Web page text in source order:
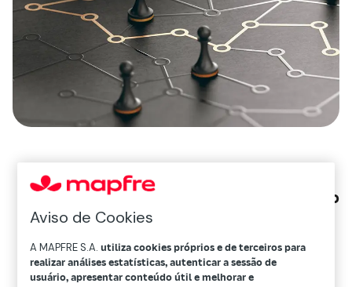
A assembleia geral aprova as
demonstrações financeiras do exercício
de 2018, e um dividendo bruto de 0,145
euros por ação, com o qual a Mapfre
disponibilizará 447 milhões de euros
Aviso de Cookies
A MAPFRE S.A.utiliza cookies próprios e de terceiros para
realizar análises estatísticas, autenticar a sessão de
usuário, apresentar conteúdo útil e melhorar e